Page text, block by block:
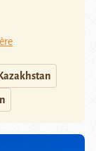
Kazakhstan